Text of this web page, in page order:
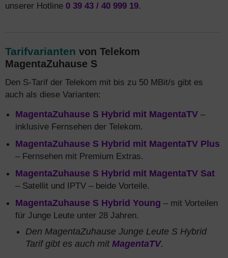
unserer Hotline 0 39 43 / 40 999 19.
Tarifvarianten von Telekom
MagentaZuhause S
Den S-Tarif der Telekom mit bis zu 50 MBit/s gibt es
auch als diese Varianten:
MagentaZuhause S Hybrid mit MagentaTV –
inklusive Fernsehen der Telekom.
MagentaZuhause S Hybrid mit MagentaTV Plus
– Fernsehen mit Premium Extras.
MagentaZuhause S Hybrid mit MagentaTV Sat
– Satellit und IPTV – beide Vorteile.
MagentaZuhause S Hybrid Young – mit Vorteilen
für Junge Leute unter 28 Jahren.
Den MagentaZuhause Junge Leute S Hybrid
Tarif gibt es auch mit MagentaTV.